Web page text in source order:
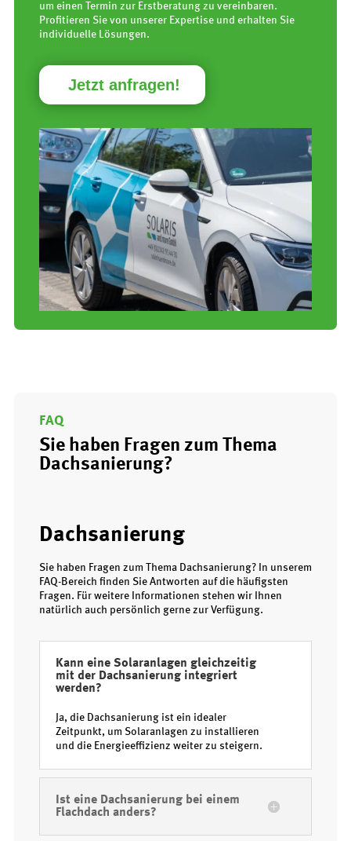
um einen Termin zur Erstberatung zu vereinbaren.
Profitieren Sie von unserer Expertise und erhalten Sie
individuelle Lösungen.
Jetzt anfragen!
FAQ
Sie haben Fragen zum Thema
Dachsanierung?
Dachsanierung
Sie haben Fragen zum Thema Dachsanierung? In unserem
FAQ-Bereich finden Sie Antworten auf die häufigsten
Fragen. Für weitere Informationen stehen wir Ihnen
natürlich auch persönlich gerne zur Verfügung.
Kann eine Solaranlagen gleichzeitig
mit der Dachsanierung integriert
werden?
Ja, die Dachsanierung ist ein idealer
Zeitpunkt, um Solaranlagen zu installieren
und die Energieeffizienz weiter zu steigern.
Ist eine Dachsanierung bei einem
Flachdach anders?